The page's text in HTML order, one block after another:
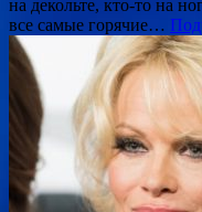
на декольте, кто-то на
все самые горячие…